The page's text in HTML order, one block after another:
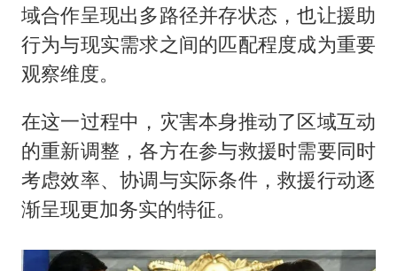
域合作呈现出多路径并存状态，也让援助
行为与现实需求之间的匹配程度成为重要
观察维度。
在这一过程中，灾害本身推动了区域互动
的重新调整，各方在参与救援时需要同时
考虑效率、协调与实际条件，救援行动逐
渐呈现更加务实的特征。